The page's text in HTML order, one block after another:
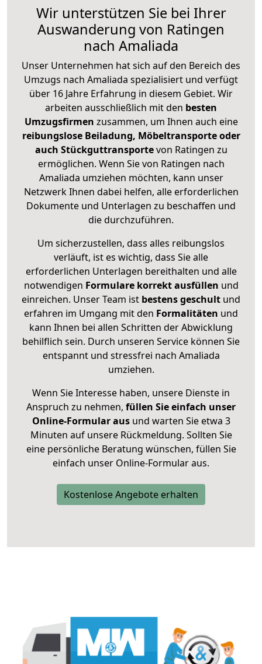
Wir unterstützen Sie bei Ihrer
Auswanderung von Ratingen
nach Amaliada
Unser Unternehmen hat sich auf den Bereich des
Umzugs nach Amaliada spezialisiert und verfügt
über 16 Jahre Erfahrung in diesem Gebiet. Wir
arbeiten ausschließlich mit den besten
Umzugsfirmen zusammen, um Ihnen auch eine
reibungslose Beiladung, Möbeltransporte oder
auch Stückguttransportevon Ratingen zu
ermöglichen. Wenn Sie von Ratingen nach
Amaliada umziehen möchten, kann unser
Netzwerk Ihnen dabei helfen, alle erforderlichen
Dokumente und Unterlagen zu beschaffen und
die durchzuführen.
Um sicherzustellen, dass alles reibungslos
verläuft, ist es wichtig, dass Sie alle
erforderlichen Unterlagen bereithalten und alle
notwendigen Formulare korrekt ausfüllen und
einreichen. Unser Team ist bestens geschult und
erfahren im Umgang mit den Formalitäten und
kann Ihnen bei allen Schritten der Abwicklung
behilflich sein. Durch unseren Service können Sie
entspannt und stressfrei nach Amaliada
umziehen.
Wenn Sie Interesse haben, unsere Dienste in
Anspruch zu nehmen, füllen Sie einfach unser
Online-Formular ausund warten Sie etwa 3
Minuten auf unsere Rückmeldung. Sollten Sie
eine persönliche Beratung wünschen, füllen Sie
einfach unser Online-Formular aus.
Kostenlose Angebote erhalten